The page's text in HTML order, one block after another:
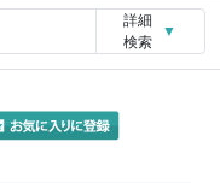
詳細
検索
▼